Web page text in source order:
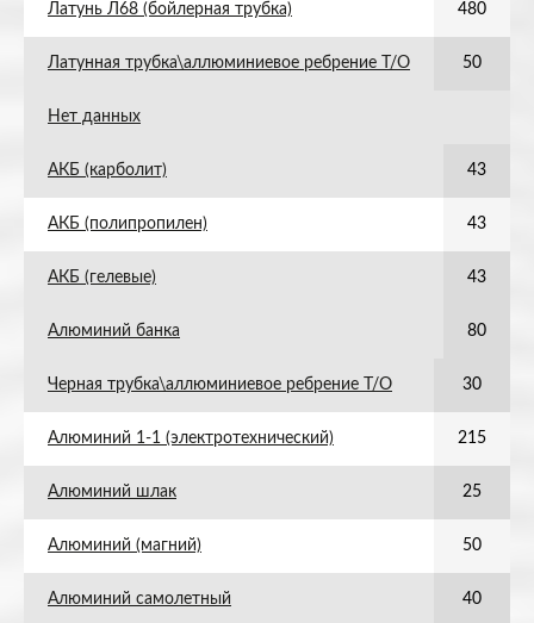
Латунь Л68 (бойлерная трубка) 480
Латунная трубка\аллюминиевое ребрение Т/О 50
Нет данных
АКБ (карболит) 43
АКБ (полипропилен) 43
АКБ (гелевые) 43
Алюминий банка 80
Черная трубка\аллюминиевое ребрение Т/О 30
Алюминий 1-1 (электротехнический) 215
Алюминий шлак 25
Алюминий (магний) 50
Алюминий самолетный 40